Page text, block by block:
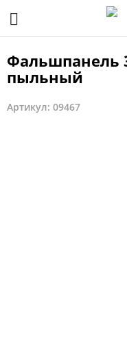
Фальшпанель
пыльный
Артикул: 09467